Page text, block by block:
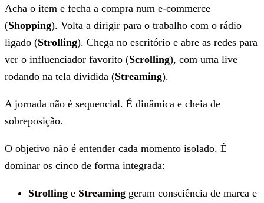
Acha o item e fecha a compra num e-commerce
(Shopping). Volta a dirigir para o trabalho com o rádio
ligado (Strolling). Chega no escritório e abre as redes para
ver o influenciador favorito (Scrolling), com uma live
rodando na tela dividida (Streaming).
A jornada não é sequencial. É dinâmica e cheia de
sobreposição.
O objetivo não é entender cada momento isolado. É
dominar os cinco de forma integrada:
Strolling e Streaming geram consciência de marca e